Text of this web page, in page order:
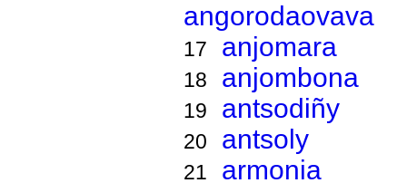
angorodaovava
17 anjomara
18 anjombona
19 antsodiñy
20 antsoly
21 armonia